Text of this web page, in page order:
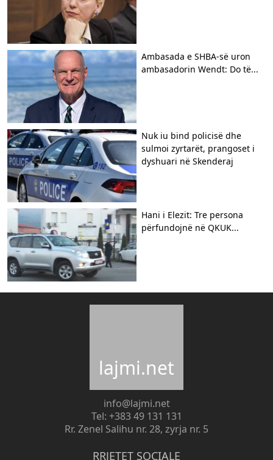
Ambasada e SHBA-së uron
ambasadorin Wendt: Do të...
Nuk iu bind policisë dhe
sulmoi zyrtarët, prangoset i
dyshuari në Skenderaj
Hani i Elezit: Tre persona
përfundojnë në QKUK...
lajmi.net
info@lajmi.net
Tel: +383 49 131 131
Rr. Zenel Salihu nr. 28, zyrja nr. 5
RRJETET SOCIALE